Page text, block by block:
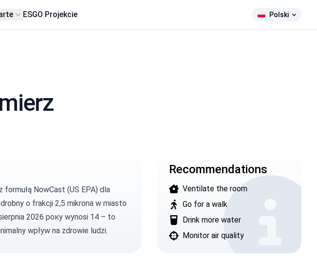
ESGO Projekcie Polski
formułą NowCast (US EPA)dla
o frakcji 2,5 mikrona w miasto
2026 року wynosi 14 – to
wpływ na zdrowie ludzi.
Recommendations
Ventilate the room
Go for a walk
Drink more water
Monitor air quality